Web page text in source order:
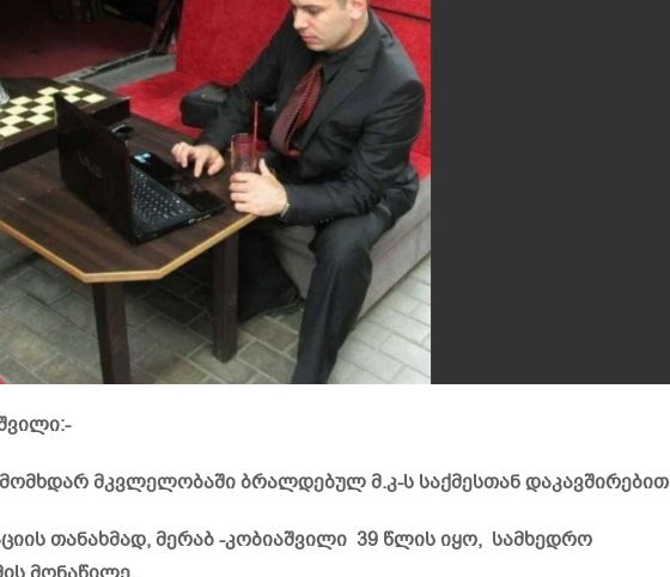
მკვლე­ლო­ბა­ში ბრალ­დე­ბულ მ.კ-ს საქმესთან დაკავშირებით
თანახმად, მერაბ -კობიაშვილი 39 წლის იყო, სამხედრო